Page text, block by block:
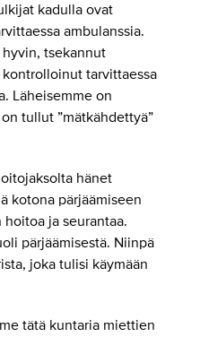
kadulla ovat
ambulanssia.
tsekannut
tarvittaessa
Läheisemme on
tullut ”mätkähdettyä”
hänet
kotona pärjäämiseen
ja seurantaa.
pärjäämisestä. Niinpä
joka tulisi käymään
tätä kuntaria miettien